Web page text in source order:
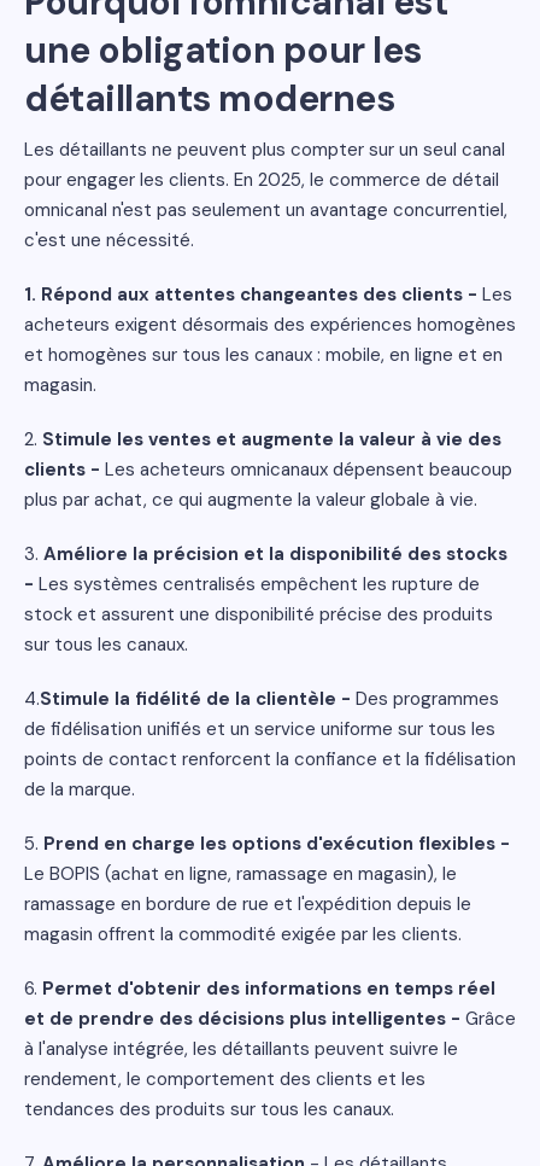
une obligation pour les
détaillants modernes
Les détaillants ne peuvent plus compter sur un seul canal
pour engager les clients. En 2025, le commerce de détail
omnicanal n'est pas seulement un avantage concurrentiel,
c'est une nécessité.
1. Répond aux attentes changeantes des clients - Les
acheteurs exigent désormais des expériences homogènes
et homogènes sur tous les canaux : mobile, en ligne et en
magasin.
2. Stimule les ventes et augmente la valeur à vie des
clients - Les acheteurs omnicanaux dépensent beaucoup
plus par achat, ce qui augmente la valeur globale à vie.
3. Améliore la précision et la disponibilité des stocks
- Les systèmes centralisés empêchent les rupture de
stock et assurent une disponibilité précise des produits
sur tous les canaux.
4.Stimule la fidélité de la clientèle - Des programmes
de fidélisation unifiés et un service uniforme sur tous les
points de contact renforcent la confiance et la fidélisation
de la marque.
5. Prend en charge les options d'exécution flexibles -
Le BOPIS (achat en ligne, ramassage en magasin), le
ramassage en bordure de rue et l'expédition depuis le
magasin offrent la commodité exigée par les clients.
6. Permet d'obtenir des informations en temps réel
et de prendre des décisions plus intelligentes - Grâce
à l'analyse intégrée, les détaillants peuvent suivre le
rendement, le comportement des clients et les
tendances des produits sur tous les canaux.